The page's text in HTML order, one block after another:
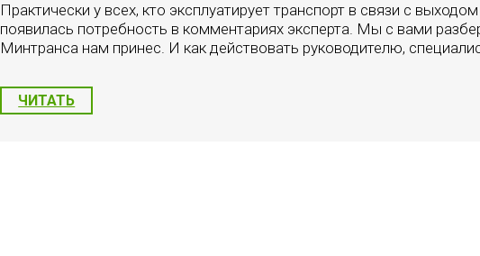
Практически у всех, кто эксплуатирует транспорт в связи с
появилась потребность в комментариях эксперта. Мы с вами
Минтранса нам принес. И как действовать руководителю,
ЧИТАТЬ